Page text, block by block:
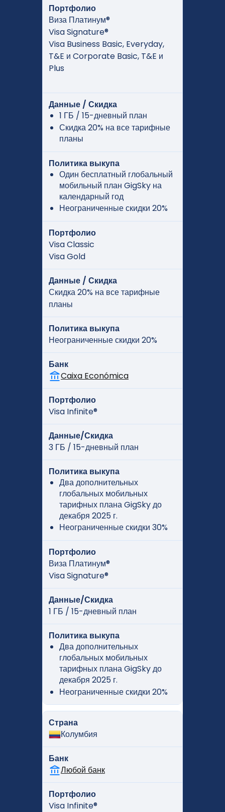
Портфолио
Виза Платинум®
Visa Signature®
Visa Business Basic, Everyday,
T&E и Corporate Basic, T&E и
Plus
Данные / Скидка
1 ГБ / 15-дневный план
Скидка 20% на все тарифные
планы
Политика выкупа
Один бесплатный глобальный
мобильный план GigSky на
календарный год
Неограниченные скидки 20%
Портфолио
Visa Classic
Visa Gold
Данные / Скидка
Скидка 20% на все тарифные
планы
Политика выкупа
Неограниченные скидки 20%
Банк
Caixa Económica
Портфолио
Visa Infinite®
Данные/Скидка
3 ГБ / 15-дневный план
Политика выкупа
Два дополнительных
глобальных мобильных
тарифных плана GigSky до
декабря 2025 г.
Неограниченные скидки 30%
Портфолио
Виза Платинум®
Visa Signature®
Данные/Скидка
1 ГБ / 15-дневный план
Политика выкупа
Два дополнительных
глобальных мобильных
тарифных плана GigSky до
декабря 2025 г.
Неограниченные скидки 20%
Страна
Колумбия
Банк
Любой банк
Портфолио
Visa Infinite®